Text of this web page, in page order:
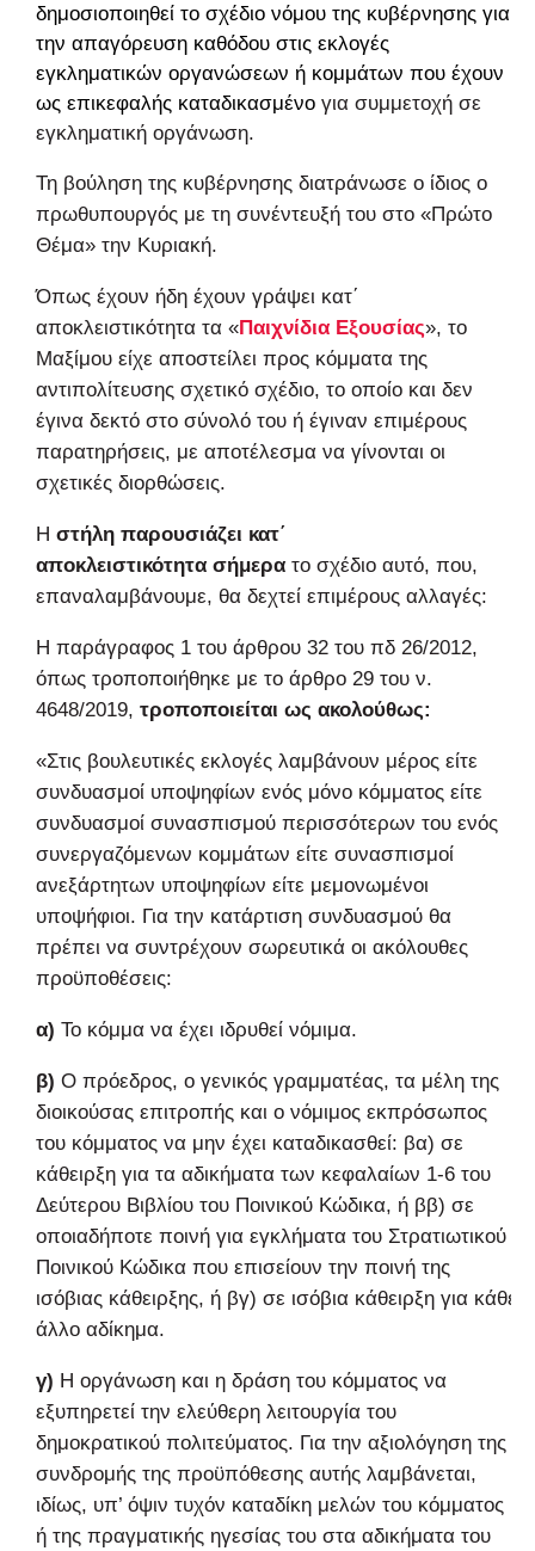
δημοσιοποιηθεί το σχέδιο νόμου της κυβέρνησης για
την απαγόρευση καθόδου στις εκλογές
εγκληματικών οργανώσεων ή κομμάτων που έχουν
ως επικεφαλής καταδικασμένο για συμμετοχή σε
εγκληματική οργάνωση.
Τη βούληση της κυβέρνησης διατράνωσε ο ίδιος ο
πρωθυπουργός με τη συνέντευξή του στο «Πρώτο
Θέμα» την Κυριακή.
Όπως έχουν ήδη έχουν γράψει κατ΄
αποκλειστικότητα τα «Παιχνίδια Εξουσίας», το
Μαξίμου είχε αποστείλει προς κόμματα της
αντιπολίτευσης σχετικό σχέδιο, το οποίο και δεν
έγινα δεκτό στο σύνολό του ή έγιναν επιμέρους
παρατηρήσεις, με αποτέλεσμα να γίνονται οι
σχετικές διορθώσεις.
Η στήλη παρουσιάζει κατ΄
αποκλειστικότητα σήμερα το σχέδιο αυτό, που,
επαναλαμβάνουμε, θα δεχτεί επιμέρους αλλαγές:
Η παράγραφος 1 του άρθρου 32 του πδ 26/2012,
όπως τροποποιήθηκε με το άρθρο 29 του ν.
4648/2019, τροποποιείται ως ακολούθως:
«Στις βουλευτικές εκλογές λαμβάνουν μέρος είτε
συνδυασμοί υποψηφίων ενός μόνο κόμματος είτε
συνδυασμοί συνασπισμού περισσότερων του ενός
συνεργαζόμενων κομμάτων είτε συνασπισμοί
ανεξάρτητων υποψηφίων είτε μεμονωμένοι
υποψήφιοι. Για την κατάρτιση συνδυασμού θα
πρέπει να συντρέχουν σωρευτικά οι ακόλουθες
προϋποθέσεις:
α) Το κόμμα να έχει ιδρυθεί νόμιμα.
β) Ο πρόεδρος, ο γενικός γραμματέας, τα μέλη της
διοικούσας επιτροπής και ο νόμιμος εκπρόσωπος
του κόμματος να μην έχει καταδικασθεί: βα) σε
κάθειρξη για τα αδικήματα των κεφαλαίων 1-6 του
Δεύτερου Βιβλίου του Ποινικού Κώδικα, ή ββ) σε
οποιαδήποτε ποινή για εγκλήματα του Στρατιωτικού
Ποινικού Κώδικα που επισείουν την ποινή της
ισόβιας κάθειρξης, ή βγ) σε ισόβια κάθειρξη για κάθε
άλλο αδίκημα.
γ) Η οργάνωση και η δράση του κόμματος να
εξυπηρετεί την ελεύθερη λειτουργία του
δημοκρατικού πολιτεύματος. Για την αξιολόγηση της
συνδρομής της προϋπόθεσης αυτής λαμβάνεται,
ιδίως, υπ’ όψιν τυχόν καταδίκη μελών του κόμματος
ή της πραγματικής ηγεσίας του στα αδικήματα του